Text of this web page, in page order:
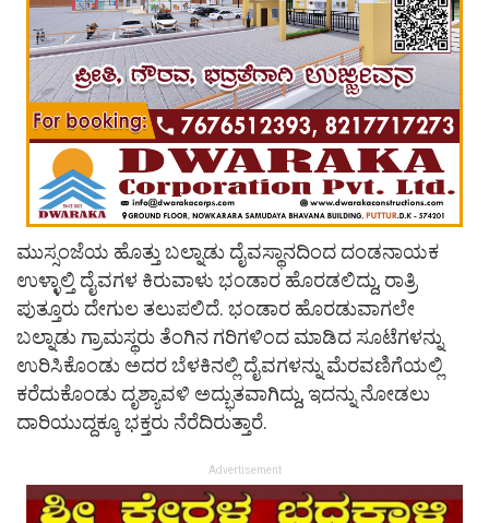
ಮುಸ್ಸಂಜೆಯ ಹೊತ್ತು ಬಲ್ನಾಡು ದೈವಸ್ಥಾನದಿಂದ ದಂಡನಾಯಕ
ಉಳ್ಳಾಲ್ತಿ ದೈವಗಳ ಕಿರುವಾಳು ಭಂಡಾರ ಹೊರಡಲಿದ್ದು, ರಾತ್ರಿ
ಪುತ್ತೂರು ದೇಗುಲ ತಲುಪಲಿದೆ. ಭಂಡಾರ ಹೊರಡುವಾಗಲೇ
ಬಲ್ನಾಡು ಗ್ರಾಮಸ್ಥರು ತೆಂಗಿನ ಗರಿಗಳಿಂದ ಮಾಡಿದ ಸೂಟೆಗಳನ್ನು
ಉರಿಸಿಕೊಂಡು ಅದರ ಬೆಳಕಿನಲ್ಲಿ ದೈವಗಳನ್ನು ಮೆರವಣಿಗೆಯಲ್ಲಿ
ಕರೆದುಕೊಂಡು ದೃಶ್ಯಾವಳಿ ಅದ್ಭುತವಾಗಿದ್ದು, ಇದನ್ನು ನೋಡಲು
ದಾರಿಯುದ್ದಕ್ಕೂ ಭಕ್ತರು ನೆರೆದಿರುತ್ತಾರೆ.
Advertisement